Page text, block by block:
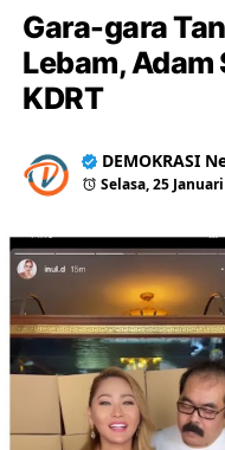
Gara-gara
Lebam,
KDRT
DEMOKRASI
Selasa, 25